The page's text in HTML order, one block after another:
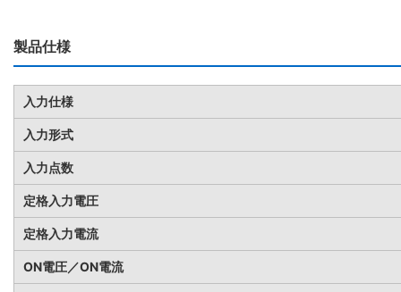
製品仕様
入力仕様
入力形式
入力点数
定格入力電圧
定格入力電流
ON電圧／ON電流